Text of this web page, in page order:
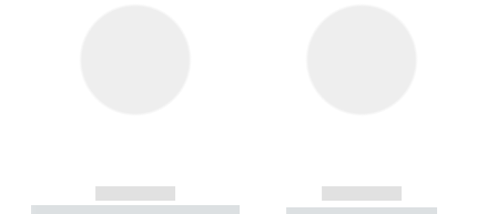
------------
------------